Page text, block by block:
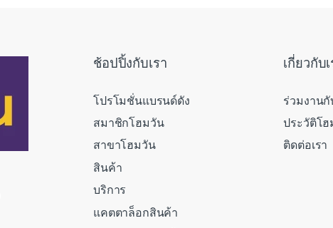
ช้อปปิ้งกับเรา
โปรโมชั่นแบรนด์ดัง
สมาชิกโฮมวัน
สาขาโฮมวัน
สินค้า
บริการ
แคตตาล็อกสินค้า
เกี่ยวกับเ
ร่วมงานกั
ประวัติโ
ติดต่อเรา